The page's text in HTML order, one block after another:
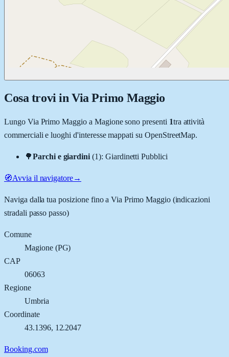
Cosa trovi in Via Primo Maggio
Lungo Via Primo Maggioa Magionesono presenti 1tra attività
commerciali e luoghi d'interesse mappati su OpenStreetMap.
🌳Parchi e giardini (1): Giardinetti Pubblici
🧭Avvia il navigatore→
Naviga dalla tua posizione fino aVia Primo Maggio(indicazioni
stradali passo passo)
Comune
Magione(PG)
CAP
06063
Regione
Umbria
Coordinate
43.1396, 12.2047
Booking.com